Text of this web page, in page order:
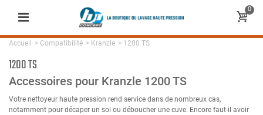
0
Accueil > Compatibilité > Kranzle > 1200 TS
1200 TS
Accessoires pour Kranzle 1200 TS
Votre nettoyeur haute pression rend service dans de nombreux cas,
notamment pour décaper un sol ou déboucher une cuve. Encore faut-il avoir